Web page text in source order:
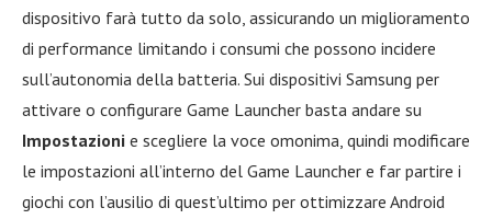
dispositivo farà tutto da solo, assicurando un miglioramento
di performance limitando i consumi che possono incidere
sull’autonomia della batteria. Sui dispositivi Samsung per
attivare o configurare Game Launcher basta andare su
Impostazioni e scegliere la voce omonima, quindi modificare
le impostazioni all’interno del Game Launcher e far partire i
giochi con l’ausilio di quest’ultimo per ottimizzare Android